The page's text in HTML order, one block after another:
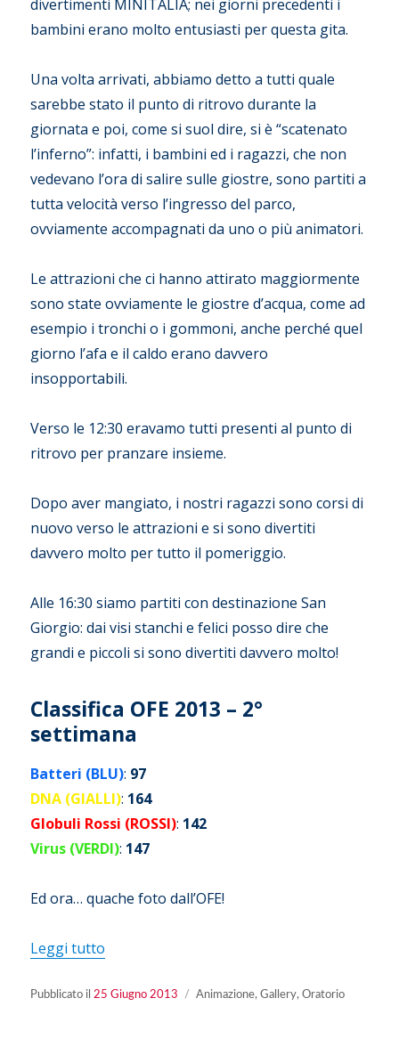
divertimenti MINITALIA; nei giorni precedenti i
bambini erano molto entusiasti per questa gita.
Una volta arrivati, abbiamo detto a tutti quale
sarebbe stato il punto di ritrovo durante la
giornata e poi, come si suol dire, si è “scatenato
l’inferno”: infatti, i bambini ed i ragazzi, che non
vedevano l’ora di salire sulle giostre, sono partiti a
tutta velocità verso l’ingresso del parco,
ovviamente accompagnati da uno o più animatori.
Le attrazioni che ci hanno attirato maggiormente
sono state ovviamente le giostre d’acqua, come ad
esempio i tronchi o i gommoni, anche perché quel
giorno l’afa e il caldo erano davvero
insopportabili.
Verso le 12:30 eravamo tutti presenti al punto di
ritrovo per pranzare insieme.
Dopo aver mangiato, i nostri ragazzi sono corsi di
nuovo verso le attrazioni e si sono divertiti
davvero molto per tutto il pomeriggio.
Alle 16:30 siamo partiti con destinazione San
Giorgio: dai visi stanchi e felici posso dire che
grandi e piccoli si sono divertiti davvero molto!
Classifica OFE 2013 – 2°
settimana
Batteri (BLU): 97
DNA (GIALLI): 164
Globuli Rossi (ROSSI): 142
Virus (VERDI): 147
Ed ora… quache foto dall’OFE!
Leggi tutto
Pubblicato ilPubblicato
25 Giugno 2013 Categorie
Animazione,Gallery,Oratorio